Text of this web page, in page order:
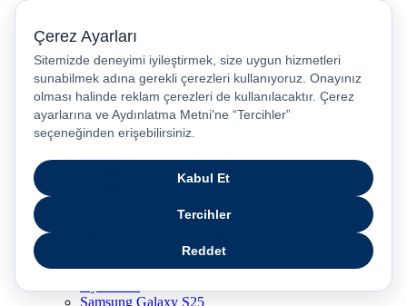
iPhone 15 Pro
iPhone 15 Pro Max
iPhone 14
iPhone 14 Plus
iPhone 14 Pro
iPhone 14 Pro Max
iPhone 13
Dyson V12
Samsung Galaxy S25